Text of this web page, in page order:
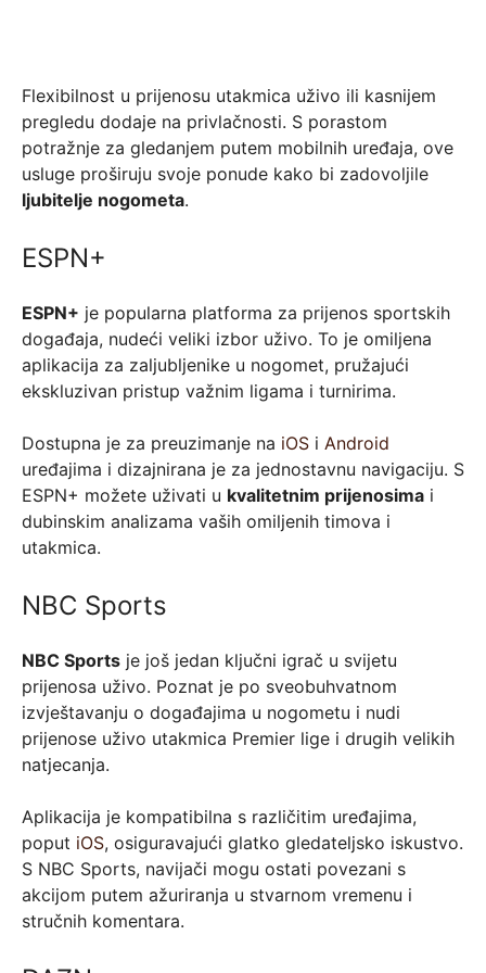
Flexibilnost u prijenosu utakmica uživo ili kasnijem
pregledu dodaje na privlačnosti. S porastom
potražnje za gledanjem putem mobilnih uređaja, ove
usluge proširuju svoje ponude kako bi zadovoljile
ljubitelje nogometa.
ESPN+
ESPN+ je popularna platforma za prijenos sportskih
događaja, nudeći veliki izbor uživo. To je omiljena
aplikacija za zaljubljenike u nogomet, pružajući
ekskluzivan pristup važnim ligama i turnirima.
Dostupna je za preuzimanje na iOS i Android
uređajima i dizajnirana je za jednostavnu navigaciju. S
ESPN+ možete uživati u kvalitetnim prijenosima i
dubinskim analizama vaših omiljenih timova i
utakmica.
NBC Sports
NBC Sports je još jedan ključni igrač u svijetu
prijenosa uživo. Poznat je po sveobuhvatnom
izvještavanju o događajima u nogometu i nudi
prijenose uživo utakmica Premier lige i drugih velikih
natjecanja.
Aplikacija je kompatibilna s različitim uređajima,
poput iOS, osiguravajući glatko gledateljsko iskustvo.
S NBC Sports, navijači mogu ostati povezani s
akcijom putem ažuriranja u stvarnom vremenu i
stručnih komentara.